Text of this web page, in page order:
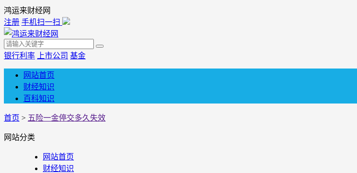
鸿运来财经网
注册 手机扫一扫
银行利率 上市公司 基金
网站首页
财经知识
百科知识
首页 > 五险一金停交多久失效
网站分类
网站首页
财经知识